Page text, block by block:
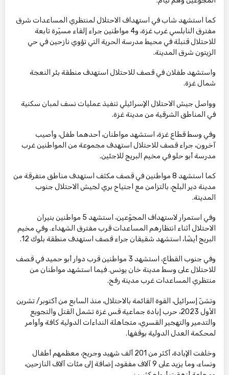
كما استشهد شاب في استهداف الاحتلال لمنتظري المساعدات شرق
مفترق النابلسي غرب غزة، و4 مواطنين جراء إلقاء مسيّرة تابعة
للاحتلال قنبلة في محيط مدرسة الحرية التي تؤوي نازحين في حي
الزيتون شرق المدينة.
واستشهد طفلان في قصف للاحتلال استهدف منطقة بئر النعجة
شمال غزة.
وواصل جيش الاحتلال الإسرائيلي تنفيذ عمليات نسف لمبان سكنية
في المناطق الشرقية من مدينة غزة.
وفي وسط قطاع غزة، استشهد مواطنان، أحدهما طفل، وأصيب
آخرون، جراء قصف للاحتلال استهدف مجموعة من المواطنين غرب
مدرسة أبو حلو في مخيم البريج للاجئين.
كما استشهد 8 مواطنين في قصف مكثف استهدف مناطق متفرقة من
مدينة دير البلح، بالتزامن مع اجتياح بري لجيش الاحتلال جنوب
المدينة.
وفي استمرار لاستهداف المجوّعين، استشهد 5 مواطنين بنيران
الاحتلال أثناء انتظارهم المساعدات قرب مفترق الشهداء. وفي مخيم
البريج أيضًا، استشهد شقيقان جراء قصف استهدف منطقة بلوك 12.
وفي جنوب القطاع، استشهد 3 مواطنين قرب دوار أبو حميد في قصف
للاحتلال على وسط مدينة خان يونس. فيما استشهد مواطنان من
منتظري المساعدات غرب مدينة رفح.
وتشنّ إسرائيل، القوة القائمة بالاحتلال، منذ السابع من أكتوبر/ تشرين
الأول 2023، حرب إبادة جماعية قس غزة تشمل القتل والتجويع
والتدمير والتهجير القسري، متجاهلة النداءات الدولية كافة وأوامر
لمحكمة العدل الدولية بوقفها.
وخلفت الإبادة، أكثر من 201 ألف شهيد وجريح، معظمهم أطفال
ونساء، وما يزيد على 9 آلاف مفقود، إضافة إلى مئات آلاف النازحين،